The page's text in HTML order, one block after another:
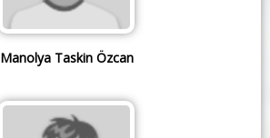
Manolya Taskin Özcan